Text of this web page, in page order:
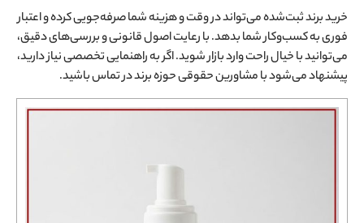
خرید برند ثبت‌شده می‌تواند در وقت و هزینه شما صرفه‌جویی کرده و اعتبار
فوری به کسب‌وکار شما بدهد. با رعایت اصول قانونی و بررسی‌های دقیق،
می‌توانید با خیال راحت وارد بازار شوید. اگر به راهنمایی تخصصی نیاز دارید،
پیشنهاد می‌شود با مشاورین حقوقی حوزه برند در تماس باشید.